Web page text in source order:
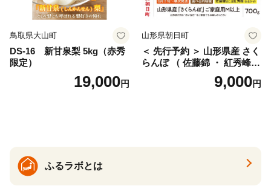
鳥取県大山町
DS-16 新甘泉梨 5kg（赤秀
限定）
19,000円
山形県朝日町
＜ 先行予約 ＞ 山形県産 さく
らんぼ （ 佐藤錦 ・ 紅秀峰
） ご家庭用 M以上 700g 【20
26年6月下旬から7月上旬発
9,000円
ふるラボとは